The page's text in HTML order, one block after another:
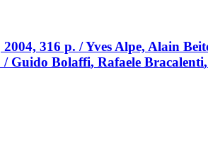
316 p. / Yves Alpe, Alain
/ Guido Bolaffi, Rafaele Bracalenti